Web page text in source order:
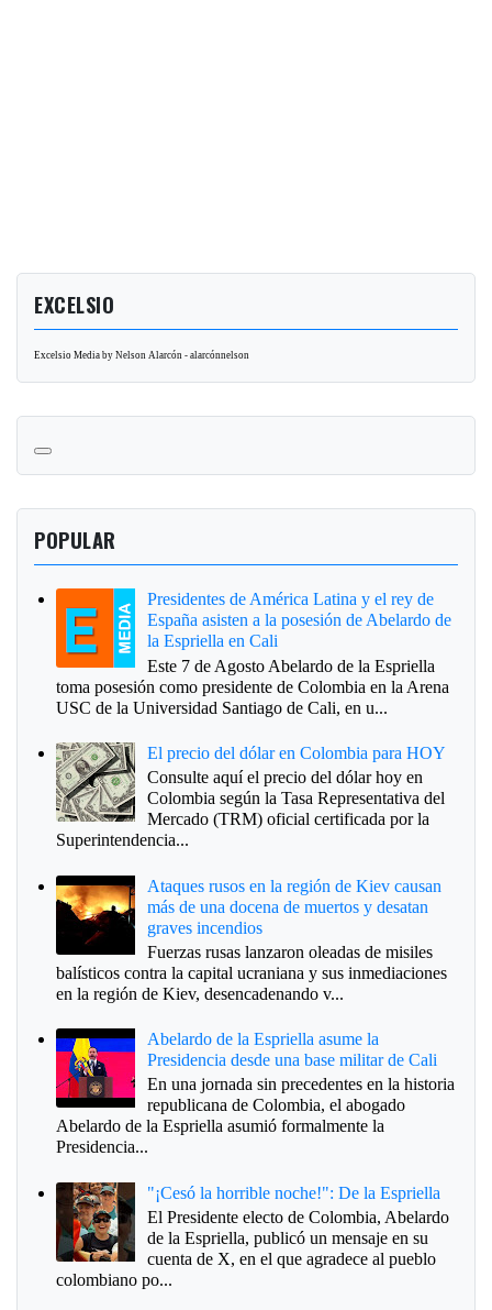
EXCELSIO
Excelsio Media by Nelson Alarcón - alarcónnelson
POPULAR
Presidentes de América Latina y el rey de
España asisten a la posesión de Abelardo de
la Espriella en Cali
Este 7 de Agosto Abelardo de la Espriella
toma posesión como presidente de Colombia en la Arena
USC de la Universidad Santiago de Cali, en u...
El precio del dólar en Colombia para HOY
Consulte aquí el precio del dólar hoy en
Colombia según la Tasa Representativa del
Mercado (TRM) oficial certificada por la
Superintendencia...
Ataques rusos en la región de Kiev causan
más de una docena de muertos y desatan
graves incendios
Fuerzas rusas lanzaron oleadas de misiles
balísticos contra la capital ucraniana y sus inmediaciones
en la región de Kiev, desencadenando v...
Abelardo de la Espriella asume la
Presidencia desde una base militar de Cali
En una jornada sin precedentes en la historia
republicana de Colombia, el abogado
Abelardo de la Espriella asumió formalmente la
Presidencia...
"¡Cesó la horrible noche!": De la Espriella
El Presidente electo de Colombia, Abelardo
de la Espriella, publicó un mensaje en su
cuenta de X, en el que agradece al pueblo
colombiano po...